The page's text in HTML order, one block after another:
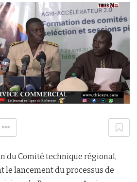
du Comité technique régional,
le lancement du processus de